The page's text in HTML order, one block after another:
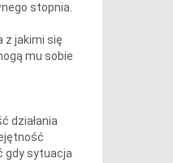
stopnia.
z jakimi się
mu sobie
działania
gdy sytuacja